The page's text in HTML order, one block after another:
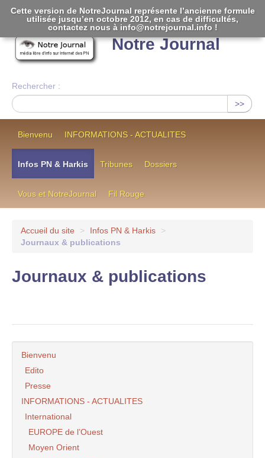
Notre Journal
Rechercher :
>>
Bienvenu INFORMATIONS - ACTUALITES
Infos PN & Harkis Tribunes Dossiers
Vous et NotreJournal Fil Rouge
Accueil du site > Infos PN & Harkis
>
Journaux & publications
Journaux & publications
Bienvenu
Edito
Presse
INFORMATIONS - ACTUALITES
International
EUROPE de l’Ouest
Moyen Orient
Cette version de NotreJournal représente l’ancienne formule
utilisée jusqu’en octobre 2012, en cas de difficultés,
contactez nous à info@notrejournal.info !